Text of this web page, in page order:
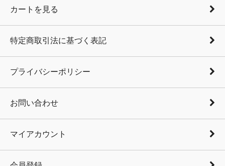
カートを見る
特定商取引法に基づく表記
プライバシーポリシー
お問い合わせ
マイアカウント